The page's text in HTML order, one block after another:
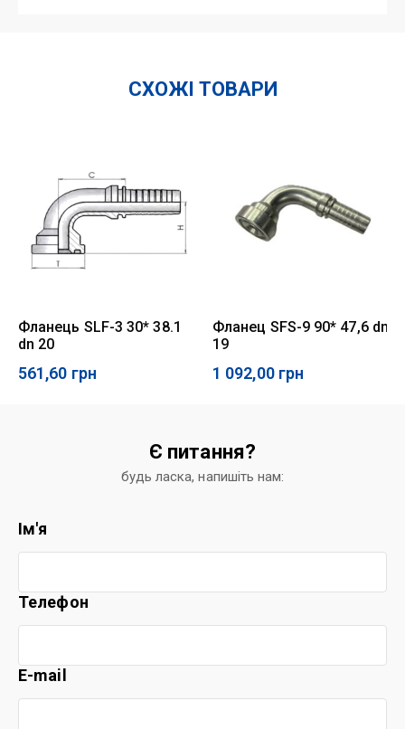
СХОЖІ ТОВАРИ
Фланець SLF-3 30* 38.1
dn 20
561,60 грн
Фланец SFS-9 90* 47,6 dn
19
1 092,00 грн
Є питання?
будь ласка, напишіть нам:
Ім'я
Телефон
E-mail